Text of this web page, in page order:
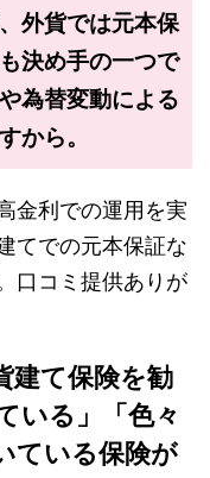
外貨では元本保
決め手の一つで
為替変動による
から。
金利での運用を実
てでの元本保証な
口コミ提供ありが
建て保険を勧
いる」「色々
ている保険が